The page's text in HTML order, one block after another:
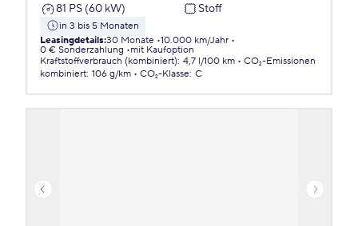
81 PS (60 kW)
Stoff
in 3 bis 5 Monaten
Leasingdetails:30 Monate 10.000 km/Jahr
0 € Sonderzahlung
mit Kaufoption
Kraftstoffverbrauch (kombiniert): 4,7 l/100 km
CO₂-Emissionen
kombiniert: 106 g/km CO₂-Klasse: C